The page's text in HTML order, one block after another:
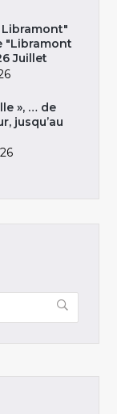
"Libramont
Juillet
», … de
jusqu’au